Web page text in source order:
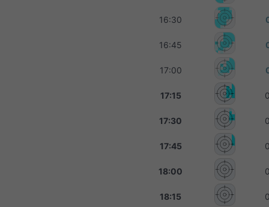
16:30
16:45
17:00
17:15
17:30
17:45
18:00
18:15